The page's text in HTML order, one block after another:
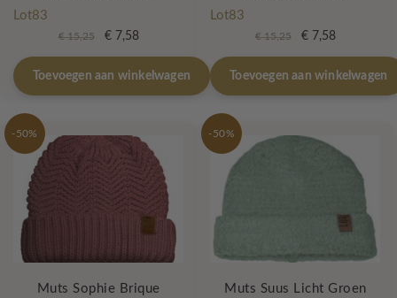
Lot83
€15,25
Oorspronkelijke
prijs
was:
€ 15,25.
€7,58Huidige
prijs
is:
€ 7,58.
Toevoegen aan winkelwagen
Lot83
€15,25
Oorspronkelijke
prijs
was:
€ 15,25.
€7,58Huidige
prijs
is:
€ 7,58.
Toevoegen aan winkelwagen
-50%
Muts Sophie Brique
-50%
Muts Suus Licht Groen